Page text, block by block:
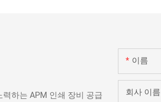
하는 APM 인쇄 장비 공급
이름
회사 이름